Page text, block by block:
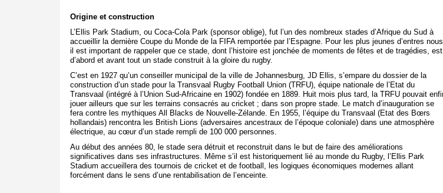
Origine et construction
L’Ellis Park Stadium, ou Coca-Cola Park (sponsor oblige), fut l’un des nombreux stades d’Afrique du Sud à
accueillir la dernière Coupe du Monde de la FIFA remportée par l’Espagne. Pour les plus jeunes d’entres
il est important de rappeler que ce stade, dont l’histoire est jonchée de moments de fêtes et de tragédies, est
d’abord et avant tout un stade construit à la gloire du rugby.
C’est en 1927 qu’un conseiller municipal de la ville de Johannesburg, JD Ellis, s’empare du dossier de la
construction d’un stade pour la Transvaal Rugby Football Union (TRFU), équipe nationale de l’Etat du
Transvaal (intégré à l’Union Sud-Africaine en 1902) fondée en 1889. Huit mois plus tard, la TRFU pouvait
jouer ailleurs que sur les terrains consacrés au cricket ; dans son propre stade. Le match d’inauguration se
fera contre les mythiques All Blacks de Nouvelle-Zélande. En 1955, l’équipe du Transvaal (Etat des Bœrs
hollandais) rencontra les British Lions (adversaires ancestraux de l’époque coloniale) dans une atmosphère
électrique, au cœur d’un stade rempli de 100 000 personnes.
Au début des années 80, le stade sera détruit et reconstruit dans le but de faire des améliorations
significatives dans ses infrastructures. Même s’il est historiquement lié au monde du Rugby, l’Ellis Park
Stadium accueillera des tournois de cricket et de football, les logiques économiques modernes allant
forcément dans le sens d’une rentabilisation de l’enceinte.